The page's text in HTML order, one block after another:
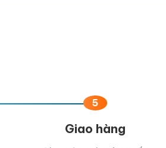
5
Giao hàng